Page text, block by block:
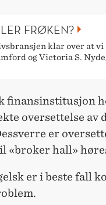
FRØKEN?
klar over at
og Victoria S.
finansinstitusjon
oversettelse av
er
«broker hall»
er i beste fall